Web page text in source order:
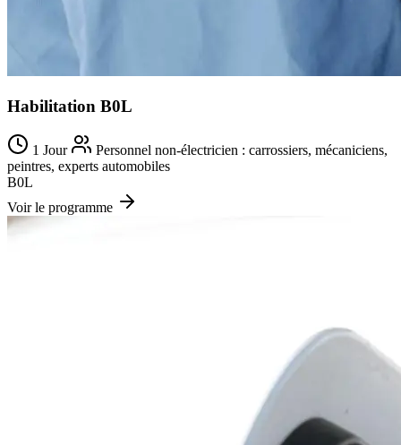
Habilitation B0L
1 Jour
Personnel non-électricien : carrossiers, mécaniciens,
peintres, experts automobiles
B0L
Voir le programme